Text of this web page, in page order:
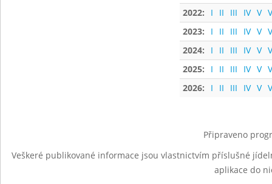
2022:
I II III IV V
2023:
I II III IV V
2024:
I II III IV V
2025:
I II III IV V
2026:
I II III IV V
Připraveno
Veškeré publikované informace jsou vlastnictvím příslušné
aplikace do